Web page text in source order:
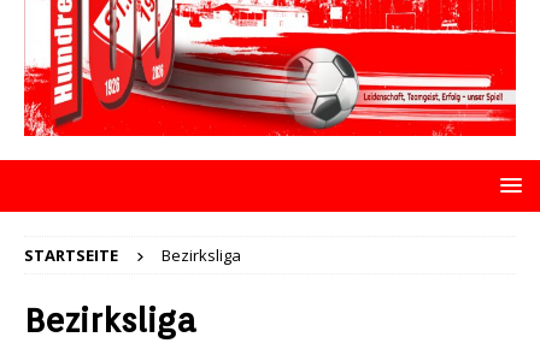
STARTSEITE Bezirksliga
Bezirksliga